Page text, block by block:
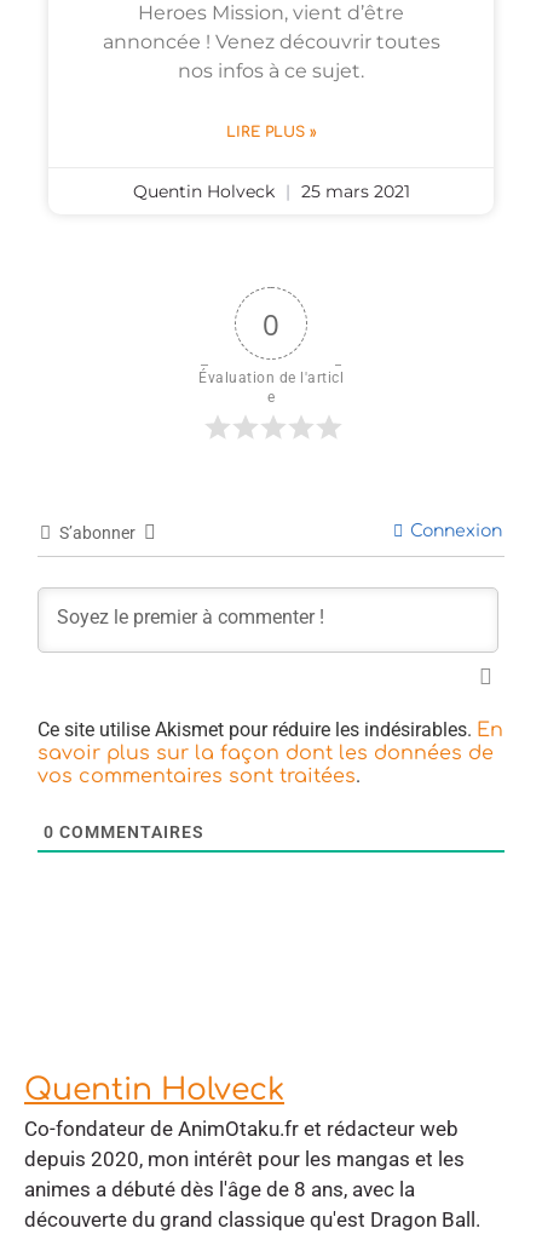
Heroes Mission, vient d’être
annoncée ! Venez découvrir toutes
nos infos à ce sujet.
LIRE PLUS »
Quentin Holveck 25 mars 2021
0
Évaluation de l'articl
e
S’abonner Connexion
Ce site utilise Akismet pour réduire les indésirables. En
savoir plus sur la façon dont les données de
vos commentaires sont traitées.
0 COMMENTAIRES
Quentin Holveck
Co-fondateur de AnimOtaku.fr et rédacteur web
depuis 2020, mon intérêt pour les mangas et les
animes a débuté dès l'âge de 8 ans, avec la
découverte du grand classique qu'est Dragon Ball.